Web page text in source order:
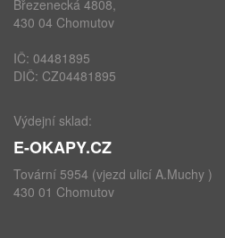
Březenecká 4808,
430 04 Chomutov
IČ: 04481895
DIČ: CZ04481895
Výdejní sklad:
E-OKAPY.CZ
Tovární 5954 (vjezd ulicí A.Muchy )
430 01 Chomutov